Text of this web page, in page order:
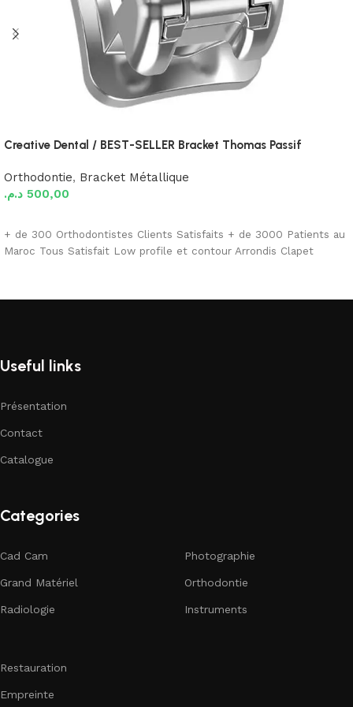
Creative Dental / BEST-SELLER Bracket Thomas Passif
Orthodontie, Bracket Métallique
500,00 د.م.
+ de 300 Orthodontistes Clients Satisfaits + de 3000 Patients au
Maroc Tous Satisfait Low profile et contour Arrondis Clapet
Useful links
Présentation
Contact
Catalogue
Categories
Cad Cam
Grand Matériel
Radiologie
Photographie
Orthodontie
Instruments
Restauration
Empreinte